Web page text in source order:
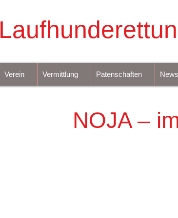
Verein Vermittlung Patenschaften News
NOJA –